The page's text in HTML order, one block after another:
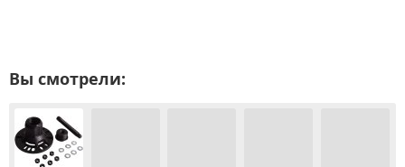
Вы смотрели: